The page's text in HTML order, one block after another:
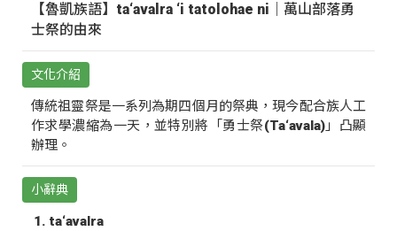
【魯凱族語】ta‘avalra ‘i tatolohae ni｜萬山部落勇
士祭的由來
文化介紹
傳統祖靈祭是一系列為期四個月的祭典，現今配合族人工
作求學濃縮為一天，並特別將「勇士祭(Ta‘avala)」凸顯
辦理。
小辭典
ta‘avalra